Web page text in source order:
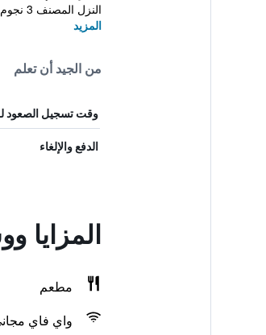
النزل المصنف 3 نجوم غرف مكيفة مع واي فاي ...
المزيد
من الجيد أن تعلم
وقت تسجيل الصعود
الدفع والإلغاء
المزايا
مطعم
واي فاي